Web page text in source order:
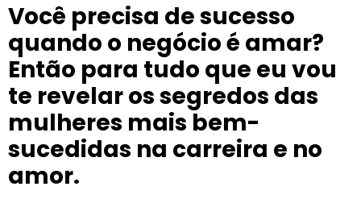
Você precisa de sucesso
quando o negócio é amar?
Então para tudo que eu vou
te revelar os segredos das
mulheres mais bem-
sucedidas na carreira e no
amor.